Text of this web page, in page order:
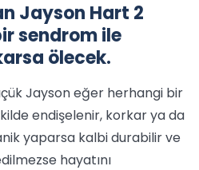
Jayson Hart 2
sendrom ile
ölecek.
Jayson eğer herhangi bir
endişelenir, korkar ya da
yaparsa kalbi durabilir ve
hayatını